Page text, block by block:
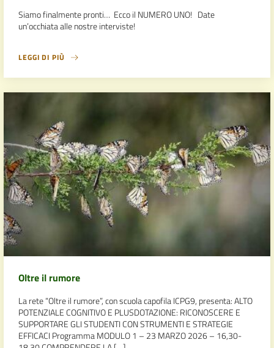
Siamo finalmente pronti… Ecco il NUMERO UNO! Date
un’occhiata alle nostre interviste!
LEGGI DI PIÙ
Oltre il rumore
La rete “Oltre il rumore”, con scuola capofila ICPG9, presenta: ALTO
POTENZIALE COGNITIVO E PLUSDOTAZIONE: RICONOSCERE E
SUPPORTARE GLI STUDENTI CON STRUMENTI E STRATEGIE
EFFICACI Programma MODULO 1 – 23 MARZO 2026 – 16,30-